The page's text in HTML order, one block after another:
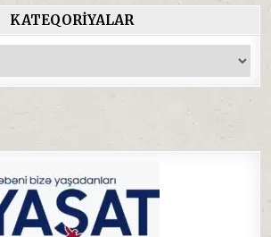
KATEQORIYALAR